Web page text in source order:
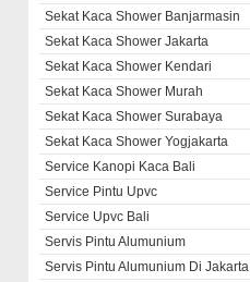
Sekat Kaca Shower Banjarmasin
Sekat Kaca Shower Jakarta
Sekat Kaca Shower Kendari
Sekat Kaca Shower Murah
Sekat Kaca Shower Surabaya
Sekat Kaca Shower Yogjakarta
Service Kanopi Kaca Bali
Service Pintu Upvc
Service Upvc Bali
Servis Pintu Alumunium
Servis Pintu Alumunium Di Jakarta